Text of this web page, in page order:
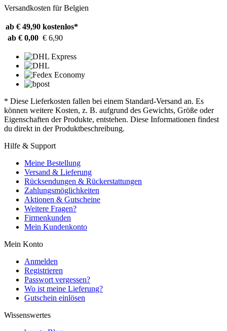
Versandkosten für Belgien
ab € 49,90 kostenlos*
ab € 0,00 € 6,90
* Diese Lieferkosten fallen bei einem Standard-Versand an. Es
können weitere Kosten, z. B. aufgrund des Gewichts, Größe oder
Eigenschaften der Produkte, entstehen. Diese Informationen findest
du direkt in der Produktbeschreibung.
Hilfe & Support
Meine Bestellung
Versand & Lieferung
Rücksendungen & Rückerstattungen
Zahlungsmöglichkeiten
Aktionen & Gutscheine
Weitere Fragen?
Firmenkunden
Mein Kundenkonto
Mein Konto
Anmelden
Registrieren
Passwort vergessen?
Wo ist meine Lieferung?
Gutschein einlösen
Wissenswertes